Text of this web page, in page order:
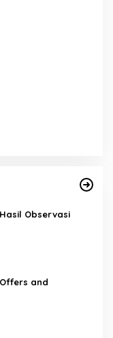
Observasi
and